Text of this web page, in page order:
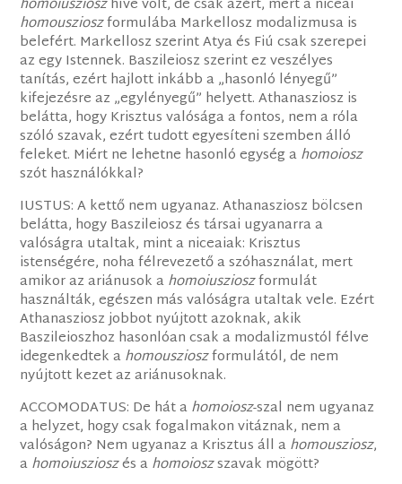
homoiuszioszhíve volt, de csak azért, mert a niceai
homouszioszformulába Markellosz modalizmusa is
belefért. Markellosz szerint Atya és Fiú csak szerepei
az egy Istennek. Baszileiosz szerint ez veszélyes
tanítás, ezért hajlott inkább a „hasonló lényegű”
kifejezésre az „egylényegű” helyett. Athanasziosz is
belátta, hogy Krisztus valósága a fontos, nem a róla
szóló szavak, ezért tudott egyesíteni szemben álló
feleket. Miért ne lehetne hasonló egység ahomoiosz
szót használókkal?
IUSTUS: A kettő nem ugyanaz. Athanasziosz bölcsen
belátta, hogy Baszileiosz és társai ugyanarra a
valóságra utaltak, mint a niceaiak: Krisztus
istenségére, noha félrevezető a szóhasználat, mert
amikor az ariánusok ahomoiuszioszformulát
használták, egészen más valóságra utaltak vele. Ezért
Athanasziosz jobbot nyújtott azoknak, akik
Baszileioszhoz hasonlóan csak a modalizmustól félve
idegenkedtek ahomouszioszformulától, de nem
nyújtott kezet az ariánusoknak.
ACCOMODATUS: De hát ahomoiosz-szal nem ugyanaz
a helyzet, hogy csak fogalmakon vitáznak, nem a
valóságon? Nem ugyanaz a Krisztus áll ahomousziosz,
ahomoiuszioszés ahomoioszszavak mögött?